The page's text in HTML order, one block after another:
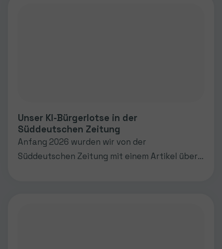
Unser KI-Bürgerlotse in der
Süddeutschen Zeitung
Anfang 2026 wurden wir von der
Süddeutschen Zeitung mit einem Artikel über